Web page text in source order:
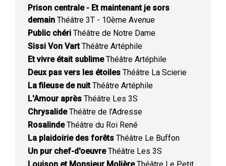
Prison centrale - Et maintenant je sors
demain Théâtre 3T - 10ème Avenue
Public chéri Théâtre de Notre Dame
Sissi Von VartThéâtre Artéphile
Et vivre était sublimeThéâtre Artéphile
Deux pas vers les étoiles Théâtre La Scierie
La fileuse de nuitThéâtre Artéphile
L'Amour après Théâtre Les 3S
ChrysalideThéâtre de l'Adresse
RosalindeThéâtre du Roi René
La plaidoirie des forêts Théâtre Le Buffon
Un pur chef-d'oeuvreThéâtre Les 3S